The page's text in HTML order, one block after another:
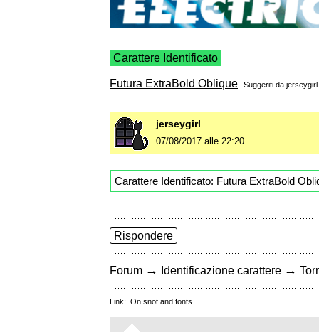
Carattere Identificato
Futura ExtraBold Oblique Suggeriti da jerseygirl
jerseygirl
07/08/2017 alle 22:20
Carattere Identificato: Futura ExtraBold
Rispondere
Forum → Identificazione carattere →
Link: On snot and fonts